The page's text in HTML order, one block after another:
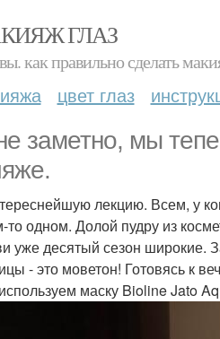
ГЛАЗ
как правильно сделать
цвет глаз
заметно, мы
лекцию. Всем, у
то одном. Долой пудру из
уже десятый сезон широкие.
- это моветон! Готовясь к
маску Bioline Jato